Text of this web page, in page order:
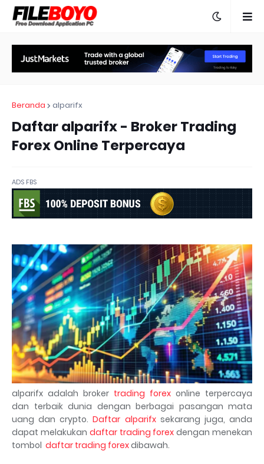
Beranda alparifx
Daftar alparifx - Broker Trading
Forex Online Terpercaya
ADS FBS
alparifx adalah broker trading forex online terpercaya
dan terbaik dunia dengan berbagai pasangan mata
uang dan crypto.Daftar alparifxsekarang juga, anda
dapat melakukan daftar trading forex dengan menekan
tombol daftar trading forexdibawah.